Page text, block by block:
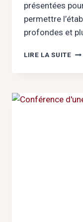
présentées
permettre
profondes et
LIRE LA SUITE
UN